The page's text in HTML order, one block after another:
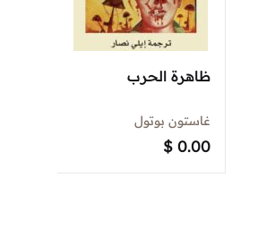
ظاهرة الحرب
غاستون بوتول
$ 0.00